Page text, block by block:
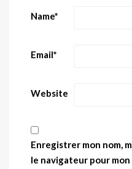
Name*
Email*
Website
Enregistrer mon nom,
le navigateur pour